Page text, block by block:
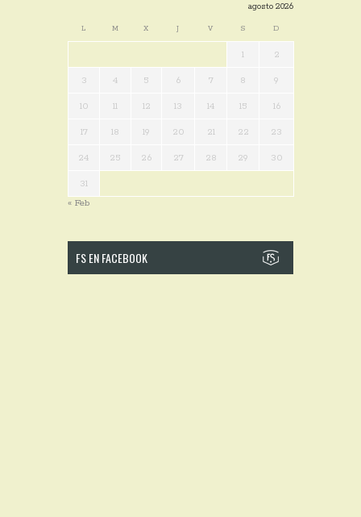
agosto 2026
L M X J V S D
1 2
3 4 5 6 7 8 9
10 11 12 13 14 15 16
17 18 19 20 21 22 23
24 25 26 27 28 29 30
31
« Feb
FS EN FACEBOOK